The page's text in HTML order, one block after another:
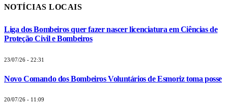
NOTÍCIAS LOCAIS
Liga dos Bombeiros quer fazer nascer licenciatura em Ciências de
Proteção Civil e Bombeiros
23/07/26 - 22:31
Novo Comando dos Bombeiros Voluntários de Esmoriz toma posse
20/07/26 - 11:09